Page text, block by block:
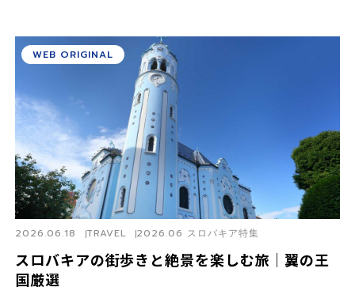
スロバキアの街歩きと絶景を楽しむ旅｜翼の王
国厳選
2026.06.18 TRAVEL 2026.06 スロバキア特集
WEB ORIGINAL